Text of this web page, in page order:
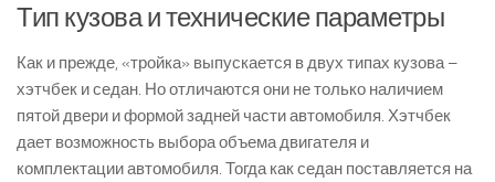
Тип кузова и технические параметры
Как и прежде, «тройка» выпускается в двух типах кузова –
хэтчбек и седан. Но отличаются они не только наличием
пятой двери и формой задней части автомобиля. Хэтчбек
дает возможность выбора объема двигателя и
комплектации автомобиля. Тогда как седан поставляется на